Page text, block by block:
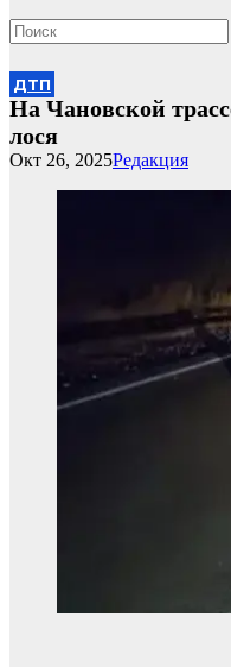
ДТП
На Чановской
лося
Редакция
Окт 26, 2025